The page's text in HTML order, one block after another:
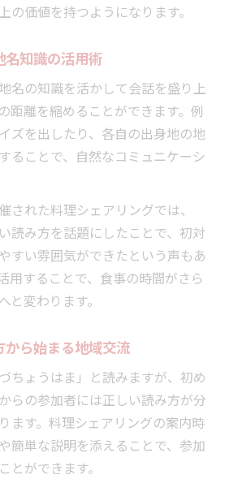
の価値を持つようになります。
知識の活用術
名の知識を活かして会話を盛り上
距離を縮めることができます。例
ズを出したり、各自の出身地の地
ることで、自然なコミュニケーシ
された料理シェアリングでは、
読み方を話題にしたことで、初対
すい雰囲気ができたという声もあ
用することで、食事の時間がさら
と変わります。
ら始まる地域交流
ちょうはま」と読みますが、初め
らの参加者には正しい読み方が分
ます。料理シェアリングの案内時
簡単な説明を添えることで、参加
とができます。